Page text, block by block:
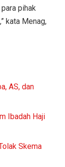
pihak
kata Menag,
AS, dan
Ibadah Haji
Skema